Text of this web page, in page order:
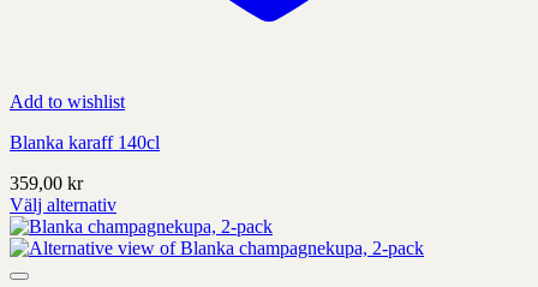
Add to wishlist
Blanka karaff 140cl
359,00 kr
Välj alternativ
Denna
produkt
har